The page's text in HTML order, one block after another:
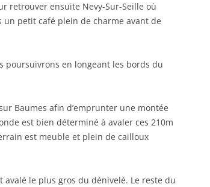
retrouver ensuite Nevy-Sur-Seille où
petit café plein de charme avant de
poursuivrons en longeant les bords du
Baumes afin d’emprunter une montée
est bien déterminé à avaler ces 210m
est meuble et plein de cailloux
le plus gros du dénivelé. Le reste du